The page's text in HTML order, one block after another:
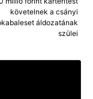
követelnek a csányi
áldozatának
szülei